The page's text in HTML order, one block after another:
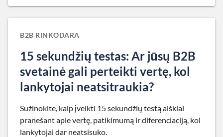
B2B RINKODARA
15 sekundžių testas: Ar jūsų B2B
svetainė gali perteikti vertę, kol
lankytojai neatsitraukia?
Sužinokite, kaip įveikti 15 sekundžių testą aiškiai
pranešant apie vertę, patikimumą ir diferenciaciją, kol
lankytojai dar neatsisuko.